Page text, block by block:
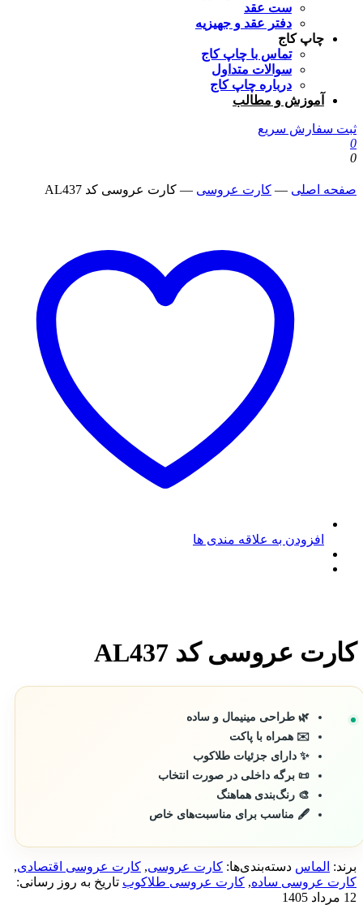
ست عقد
دفتر عقد و جهیزیه
چاپ کاج
تماس با چاپ کاج
سوالات متداول
درباره چاپ کاج
آموزش و مطالب
ثبت سفارش سریع
0
0
صفحه اصلی — کارت عروسی — کارت عروسی کد AL437
افزودن به علاقه مندی ها
کارت عروسی کد AL437
🌿 طراحی مینیمال و ساده
✉️ همراه با پاکت
✨ دارای جزئیات طلاکوب
📜 برگه داخلی در صورت انتخاب
🎨 رنگ‌بندی هماهنگ
🖋️ مناسب برای مناسبت‌های خاص
برند: الماس دسته‌بندی‌ها: کارت عروسی, کارت عروسی اقتصادی,
کارت عروسی ساده, کارت عروسی طلاکوب تاریخ به روز رسانی:
12 مرداد 1405